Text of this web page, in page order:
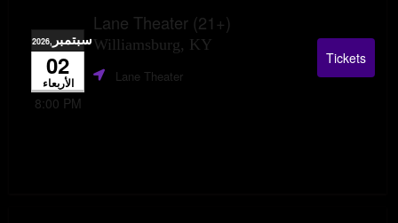
Lane Theater (21+)
Williamsburg, KYسبتمبر ,2026
02
الأربعاء
8:00 PM
Lane Theater
Tickets